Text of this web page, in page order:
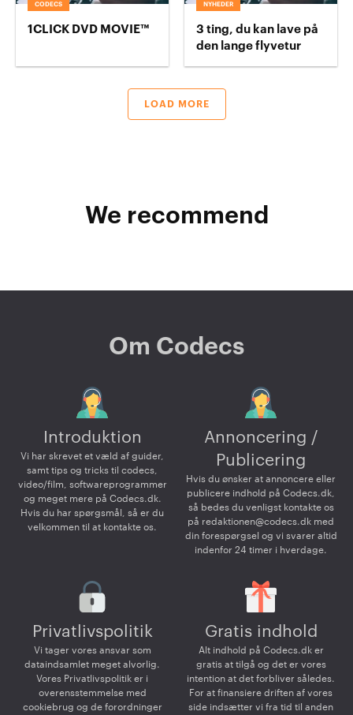
CODECS
1CLICK DVD MOVIE™
NYHEDER
3 ting, du kan lave på
den lange flyvetur
LOAD MORE
We recommend
Om Codecs
Introduktion
Vi har skrevet et væld af guider,
samt tips og tricks til codecs,
video/film, softwareprogrammer
og meget mere på Codecs.dk.
Hvis du har spørgsmål, så er du
velkommen til at kontakte os.
Annoncering /
Publicering
Hvis du ønsker at annoncere eller
publicere indhold på Codecs.dk,
så bedes du venligst kontakte os
på redaktionen@codecs.dk med
din forespørgsel og vi svarer altid
indenfor 24 timer i hverdage.
Privatlivspolitik
Vi tager vores ansvar som
dataindsamlet meget alvorlig.
Vores Privatlivspolitik er i
overensstemmelse med
cookiebrug og de forordninger
Gratis indhold
Alt indhold på Codecs.dk er
gratis at tilgå og det er vores
intention at det forbliver således.
For at finansiere driften af vores
side indsætter vi fra tid til anden